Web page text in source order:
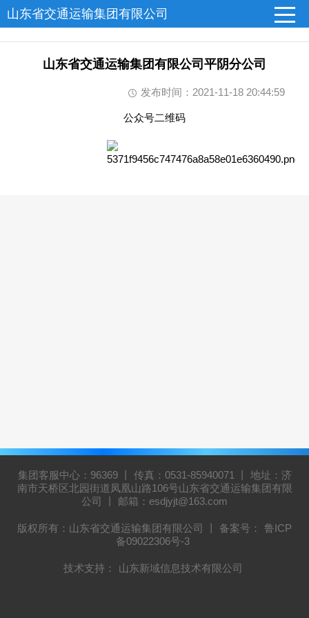
山东省交通运输集团有限公司
山东省交通运输集团有限公司平阴分公司
发布时间：2021-11-18 20:44:59
公众号二维码
集团客服中心：96369 丨 传真：0531-85940071 丨 地址：济
南市天桥区北园街道凤凰山路106号山东省交通运输集团有限
公司 丨 邮箱：esdjyjt@163.com
版权所有：山东省交通运输集团有限公司 丨 备案号：
鲁ICP
备09022306号-3
技术支持： 山东新域信息技术有限公司